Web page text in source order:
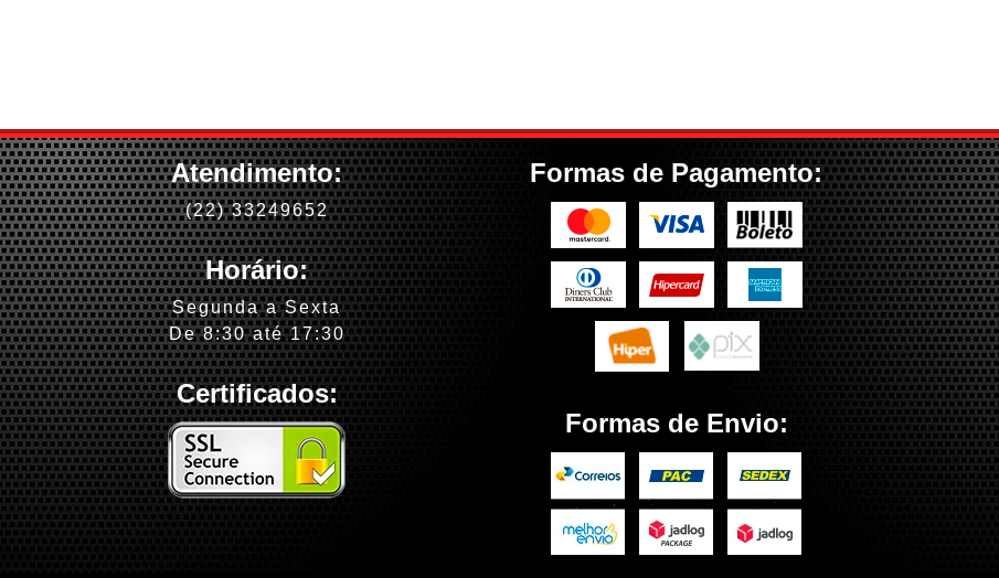
Atendimento:
(22) 33249652
Horário:
Segunda a Sexta
De 8:30 até 17:30
Certificados:
Formas de Pagamento:
Formas de Envio: